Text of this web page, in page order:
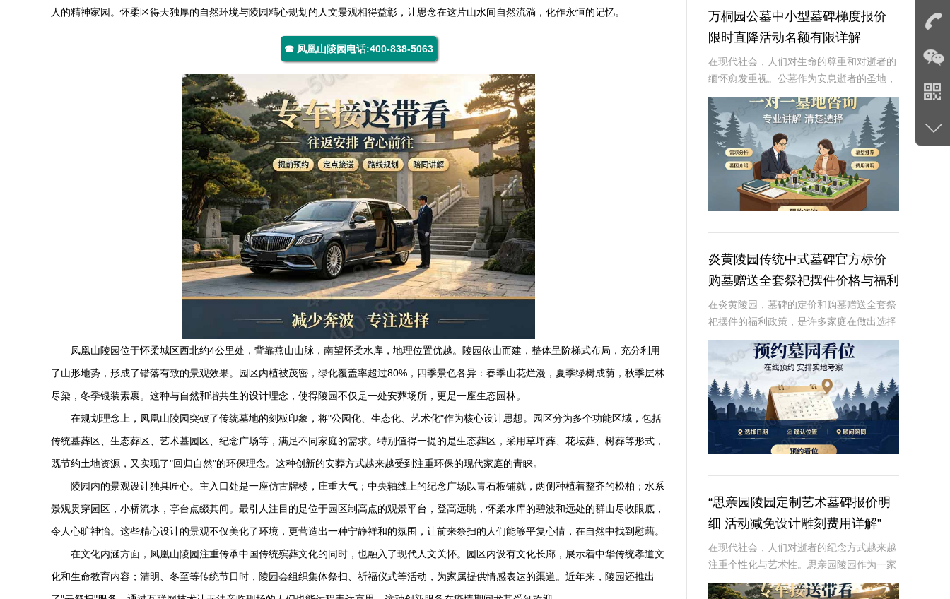
人的精神家园。怀柔区得天独厚的自然环境与陵园精心规划的人文景观相得益彰，让思念在这片山水间自然流淌，化作永恒的记忆。
☎ 凤凰山陵园电话:400-838-5063
凤凰山陵园位于怀柔城区西北约4公里处，背靠燕山山脉，南望怀柔水库，地理位置优越。陵园依山而建，整体呈阶梯式布局，充分利用
了山形地势，形成了错落有致的景观效果。园区内植被茂密，绿化覆盖率超过80%，四季景色各异：春季山花烂漫，夏季绿树成荫，秋季层林
尽染，冬季银装素裹。这种与自然和谐共生的设计理念，使得陵园不仅是一处安葬场所，更是一座生态园林。
在规划理念上，凤凰山陵园突破了传统墓地的刻板印象，将"公园化、生态化、艺术化"作为核心设计思想。园区分为多个功能区域，包括
传统墓葬区、生态葬区、艺术墓园区、纪念广场等，满足不同家庭的需求。特别值得一提的是生态葬区，采用草坪葬、花坛葬、树葬等形式，
既节约土地资源，又实现了"回归自然"的环保理念。这种创新的安葬方式越来越受到注重环保的现代家庭的青睐。
陵园内的景观设计独具匠心。主入口处是一座仿古牌楼，庄重大气；中央轴线上的纪念广场以青石板铺就，两侧种植着整齐的松柏；水系
景观贯穿园区，小桥流水，亭台点缀其间。最引人注目的是位于园区制高点的观景平台，登高远眺，怀柔水库的碧波和远处的群山尽收眼底，
令人心旷神怡。这些精心设计的景观不仅美化了环境，更营造出一种宁静祥和的氛围，让前来祭扫的人们能够平复心情，在自然中找到慰藉。
在文化内涵方面，凤凰山陵园注重传承中国传统殡葬文化的同时，也融入了现代人文关怀。园区内设有文化长廊，展示着中华传统孝道文
化和生命教育内容；清明、冬至等传统节日时，陵园会组织集体祭扫、祈福仪式等活动，为家属提供情感表达的渠道。近年来，陵园还推出
万桐园公墓中小型墓碑梯度报价
限时直降活动名额有限详解
在现代社会，人们对生命的尊重和对逝者的
缅怀愈发重视。公墓作为安息逝者的圣地，
其墓碑的选择不仅是对逝者的纪念，也是生
者情感的寄托。万桐园公墓作为一家知名的
大型公墓，一直致力于提供高品质、个性化
的墓碑服务
炎黄陵园传统中式墓碑官方标价
购墓赠送全套祭祀摆件价格与福利
深度解析
在炎黄陵园，墓碑的定价和购墓赠送全套祭
祀摆件的福利政策，是许多家庭在做出选择
时的重要考虑因素。本文将从专业角度深入
解析这些内容，为读者提供有价值、信息丰
富的信息。☎ 炎黄陵园电话:400-838-50
“思亲园陵园定制艺术墓碑报价明
细 活动减免设计雕刻费用详解”
在现代社会，人们对逝者的纪念方式越来越
注重个性化与艺术性。思亲园陵园作为一家
专业的陵园服务提供商，推出了定制艺术墓